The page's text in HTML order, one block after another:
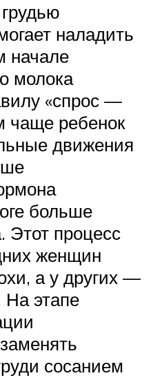
наладить
начале
молока
«спрос —
чаще ребенок
движения
больше
Этот процесс
женщин
а у других —
На этапе
сосанием